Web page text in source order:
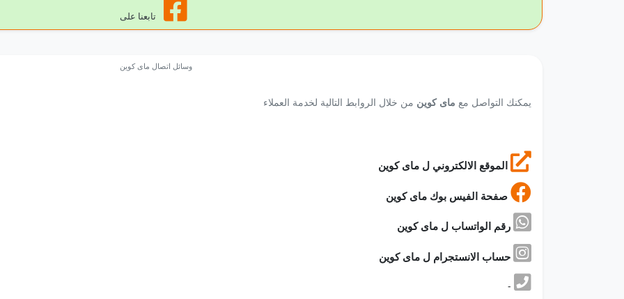
تابعنا على
وسائل اتصال ماى كوين
يمكنك التواصل مع ماى كوين من خلال الروابط التالية لخدمة العملاء
-